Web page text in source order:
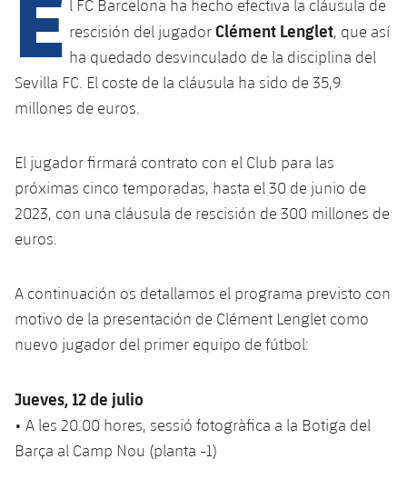
plusicon
más
Instalaciones
Spotify Camp Nou
Palau Blaugrana
Barça Cafe
Ciutat Esportiva
La Masia
plusicon
más
Servicios Médicos
Accesibilidad
Acreditaciones
SUB13
SUB12
SUB11 B
SUB10 A
SUB9 B
SUB8 A
SUB8 B
SUB13 B
SUB12 C
Entradas
Gameday Shows
Clasificación
Historia
Base
Barça Atlètic
Junior
Cadete B
Mini
Campus Verano
PLUSICON
Primer Equipo
plusicon
más
Calendario
Resultados
Clasificaciones
Fotos
Barça Atlètic
plusicon
más
Resultados
Clasificaciones
Fotos
plusicon
más
Juvenil
Cadete A
Cadete B
Infantil A
Primer equipo
plusicon
más
Actualidad
Calendario
Entradas
Barça Atlètic
Actualidad
Calendario
Base
plusicon
más
Actualidad
Campus Verano
l FC Barcelona ha hecho efectiva la cláusula de
rescisión del jugador Clément Lenglet, que así
ha quedado desvinculado de la disciplina del
Sevilla FC. El coste de la cláusula ha sido de 35,9
millones de euros.
El jugador firmará contrato con el Club para las
próximas cinco temporadas, hasta el 30 de junio de
2023, con una cláusula de rescisión de 300 millones de
euros.
A continuación os detallamos el programa previsto con
motivo de la presentación de Clément Lenglet como
nuevo jugador del primer equipo de fútbol:
Jueves, 12 de julio
• A les 20.00 hores, sessió fotogràfica a la Botiga del
Barça al Camp Nou (planta -1)